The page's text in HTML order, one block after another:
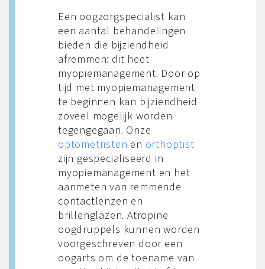
Een oogzorgspecialist kan
een aantal behandelingen
bieden die bijziendheid
afremmen: dit heet
myopiemanagement. Door op
tijd met myopiemanagement
te beginnen kan bijziendheid
zoveel mogelijk worden
tegengegaan. Onze
optometristen en orthoptist
zijn gespecialiseerd in
myopiemanagement en het
aanmeten van remmende
contactlenzen en
brillenglazen. Atropine
oogdruppels kunnen worden
voorgeschreven door een
oogarts om de toename van